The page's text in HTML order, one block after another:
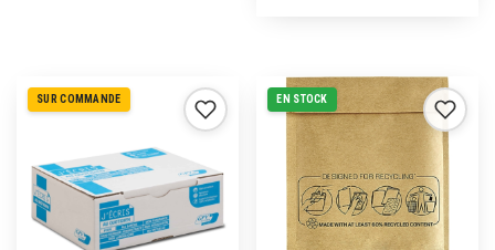
SUR COMMANDE EN STOCK